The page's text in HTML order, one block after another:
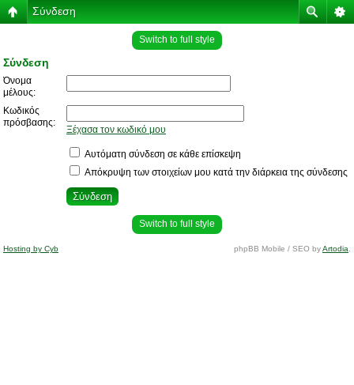
Σύνδεση
Switch to full style
Σύνδεση
Όνομα
μέλους:
Κωδικός
πρόσβασης:
Ξέχασα τον κωδικό μου
Αυτόματη σύνδεση σε κάθε επίσκεψη
Απόκρυψη των στοιχείων μου κατά την διάρκεια της σύνδεσης
Switch to full style
Hosting by Cyb phpBB Mobile / SEO byArtodia